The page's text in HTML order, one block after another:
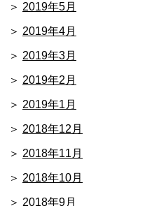
2019年5月
2019年4月
2019年3月
2019年2月
2019年1月
2018年12月
2018年11月
2018年10月
2018年9月